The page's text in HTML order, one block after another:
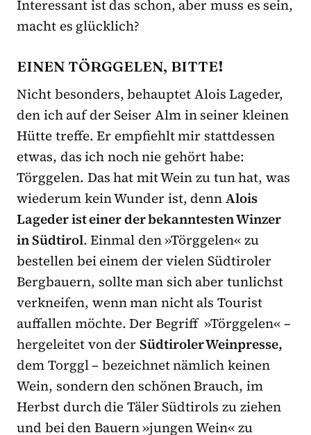
Interessant ist das schon, aber muss es sein,
macht es glücklich?
EINEN TÖRGGELEN, BITTE!
Nicht besonders, behauptet Alois Lageder,
den ich auf der Seiser Alm in seiner kleinen
Hütte treffe. Er empfiehlt mir stattdessen
etwas, das ich noch nie gehört habe:
Törggelen. Das hat mit Wein zu tun hat, was
wiederum kein Wunder ist, dennAlois
Lageder ist einer der bekanntesten Winzer
in Südtirol. Einmal den »Törggelen« zu
bestellen bei einem der vielen Südtiroler
Bergbauern, sollte man sich aber tunlichst
verkneifen, wenn man nicht als Tourist
auffallen möchte. Der Begriff »Törggelen« –
hergeleitet von derSüdtiroler Weinpresse,
dem Torggl – bezeichnet nämlich keinen
Wein, sondern den schönen Brauch, im
Herbst durch die Täler Südtirols zu ziehen
und bei den Bauern »jungen Wein« zu